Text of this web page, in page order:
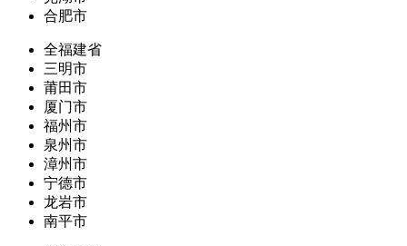
合肥市
全福建省
三明市
莆田市
厦门市
福州市
泉州市
漳州市
宁德市
龙岩市
南平市